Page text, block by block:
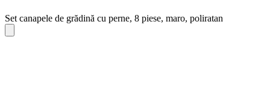
Set canapele de grădină cu perne, 8 piese, maro, poliratan